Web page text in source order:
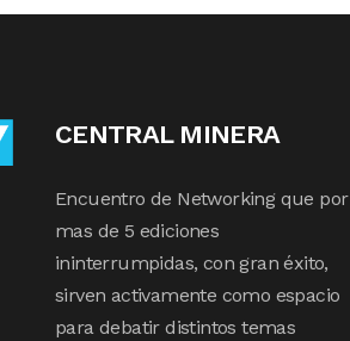
CENTRAL MINERA
Encuentro de Networking que por
mas de 5 ediciones
ininterrumpidas, con gran éxito,
sirven activamente como espacio
para debatir distintos temas